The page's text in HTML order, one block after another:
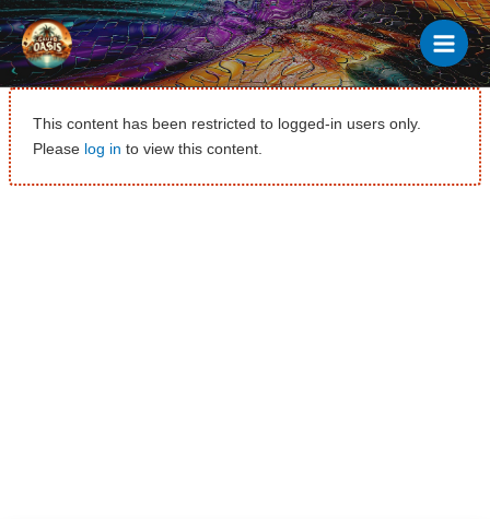
Ir
al
contenido
This content has been restricted to logged-in users only.
Please log in to view this content.